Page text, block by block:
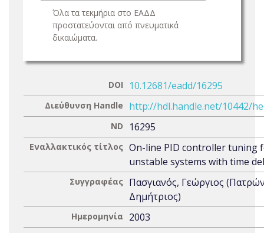
Όλα τα τεκμήρια στο ΕΑΔΔ
προστατεύονται από πνευματικά
δικαιώματα.
DOI 10.12681/eadd/16295
Διεύθυνση Handle http://hdl.handle.net/10442/
ND 16295
Εναλλακτικός τίτλος On-line PID controller tuning
unstable systems with time
Συγγραφέας Πασγιανός, Γεώργιος
Δημήτριος)
Ημερομηνία 2003